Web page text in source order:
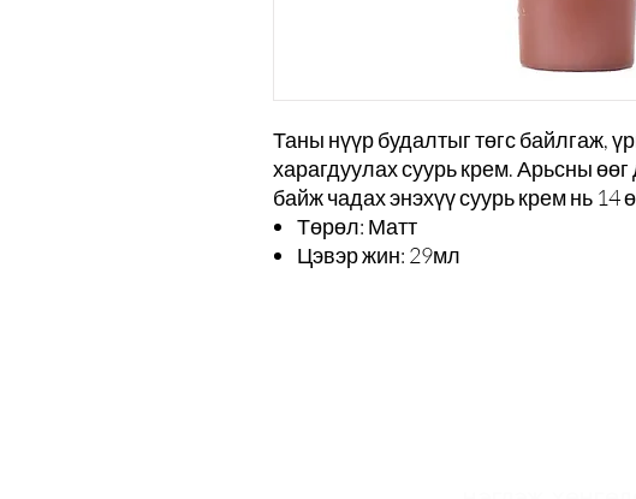
Таны нүүр будалтыг төгс байлгаж,
харагдуулах суурь крем. Арьсны
байж чадах энэхүү суурь крем нь 14
Төрөл: Матт
Цэвэр жин: 29мл